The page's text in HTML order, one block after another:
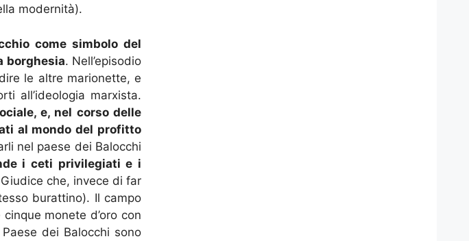
modernità).
come simbolo del
borghesia. Nell’episodio
le altre marionette, e
all’ideologia marxista.
e, nel corso delle
al mondo del profitto
nel paese dei Balocchi
i ceti privilegiati e i
che, invece di far
burattino). Il campo
monete d’oro con
dei Balocchi sono